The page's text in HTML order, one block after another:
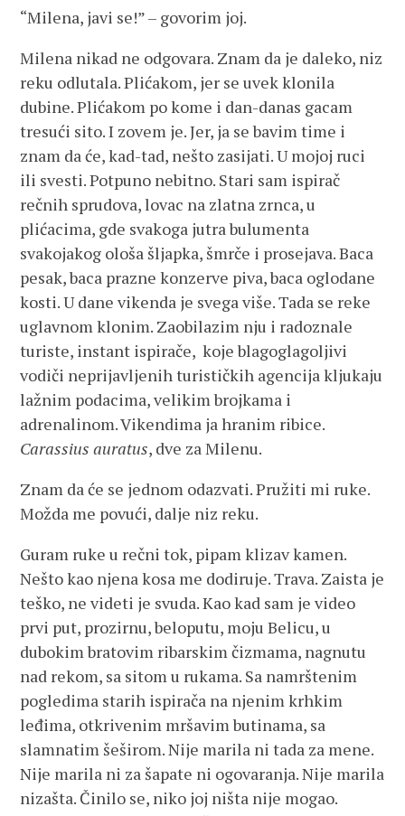
“Milena, javi se!” – govorim joj.
Milena nikad ne odgovara. Znam da je daleko, niz
reku odlutala. Plićakom, jer se uvek klonila
dubine. Plićakom po kome i dan-danas gacam
tresući sito. I zovem je. Jer, ja se bavim time i
znam da će, kad-tad, nešto zasijati. U mojoj ruci
ili svesti. Potpuno nebitno. Stari sam ispirač
rečnih sprudova, lovac na zlatna zrnca, u
plićacima, gde svakoga jutra bulumenta
svakojakog ološa šljapka, šmrče i prosejava. Baca
pesak, baca prazne konzerve piva, baca oglodane
kosti. U dane vikenda je svega više. Tada se reke
uglavnom klonim. Zaobilazim nju i radoznale
turiste, instant ispirače, koje blagoglagoljivi
vodiči neprijavljenih turističkih agencija kljukaju
lažnim podacima, velikim brojkama i
adrenalinom. Vikendima ja hranim ribice.
Carassius auratus, dve za Milenu.
Znam da će se jednom odazvati. Pružiti mi ruke.
Možda me povući, dalje niz reku.
Guram ruke u rečni tok, pipam klizav kamen.
Nešto kao njena kosa me dodiruje. Trava. Zaista je
teško, ne videti je svuda. Kao kad sam je video
prvi put, prozirnu, beloputu, moju Belicu, u
dubokim bratovim ribarskim čizmama, nagnutu
nad rekom, sa sitom u rukama. Sa namrštenim
pogledima starih ispirača na njenim krhkim
leđima, otkrivenim mršavim butinama, sa
slamnatim šeširom. Nije marila ni tada za mene.
Nije marila ni za šapate ni ogovaranja. Nije marila
nizašta. Činilo se, niko joj ništa nije mogao.